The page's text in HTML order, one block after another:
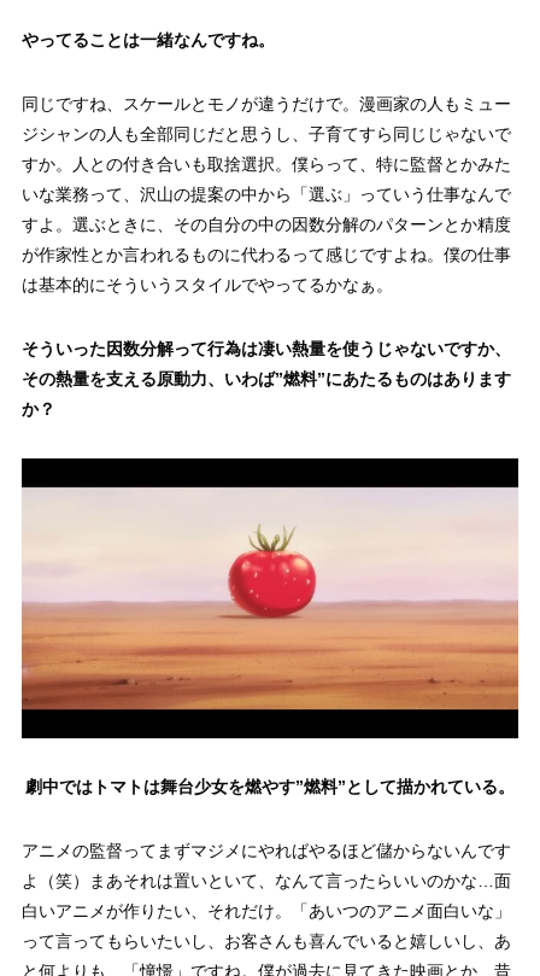
やってることは一緒なんですね。
同じですね、スケールとモノが違うだけで。漫画家の人もミュー
ジシャンの人も全部同じだと思うし、子育てすら同じじゃないで
すか。人との付き合いも取捨選択。僕らって、特に監督とかみた
いな業務って、沢山の提案の中から「選ぶ」っていう仕事なんで
すよ。選ぶときに、その自分の中の因数分解のパターンとか精度
が作家性とか言われるものに代わるって感じですよね。僕の仕事
は基本的にそういうスタイルでやってるかなぁ。
そういった因数分解って行為は凄い熱量を使うじゃないですか、
その熱量を支える原動力、いわば”燃料”にあたるものはあります
か？
劇中ではトマトは舞台少女を燃やす”燃料”として描かれている。
アニメの監督ってまずマジメにやればやるほど儲からないんです
よ（笑）まあそれは置いといて、なんて言ったらいいのかな…面
白いアニメが作りたい、それだけ。「あいつのアニメ面白いな」
って言ってもらいたいし、お客さんも喜んでいると嬉しいし、あ
と何よりも、「憧憬」ですね。僕が過去に見てきた映画とか、昔